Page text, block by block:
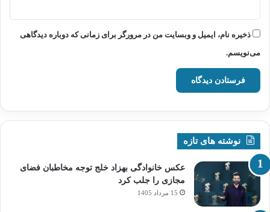
ذخیره نام، ایمیل و وبسایت من در مرورگر برای زمانی که دوباره دیدگاهی
می‌نویسم.
نوشته های تازه
عکس خانوادگی بهزاد خلج توجه مخاطبان فضای
مجازی را جلب کرد
15 مرداد 1405